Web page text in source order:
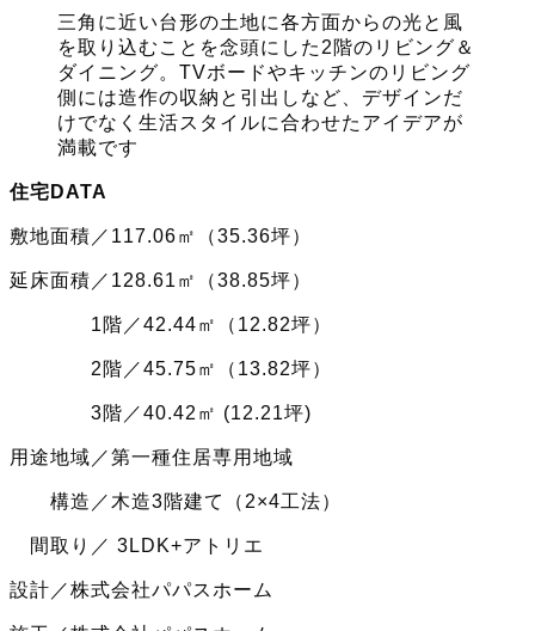
三角に近い台形の土地に各方面からの光と風
を取り込むことを念頭にした2階のリビング＆
ダイニング。TVボードやキッチンのリビング
側には造作の収納と引出しなど、デザインだ
けでなく生活スタイルに合わせたアイデアが
満載です
住宅DATA
敷地面積／117.06㎡（35.36坪）
延床面積／128.61㎡（38.85坪）
1階／42.44㎡（12.82坪）
2階／45.75㎡（13.82坪）
3階／40.42㎡ (12.21坪)
用途地域／第一種住居専用地域
構造／木造3階建て（2×4工法）
間取り／ 3LDK+アトリエ
設計／株式会社パパスホーム